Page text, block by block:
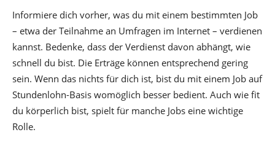
Informiere dich vorher, was du mit einem bestimmten Job
– etwa der Teilnahme an Umfragen im Internet – verdienen
kannst. Bedenke, dass der Verdienst davon abhängt, wie
schnell du bist. Die Erträge können entsprechend gering
sein. Wenn das nichts für dich ist, bist du mit einem Job auf
Stundenlohn-Basis womöglich besser bedient. Auch wie fit
du körperlich bist, spielt für manche Jobs eine wichtige
Rolle.